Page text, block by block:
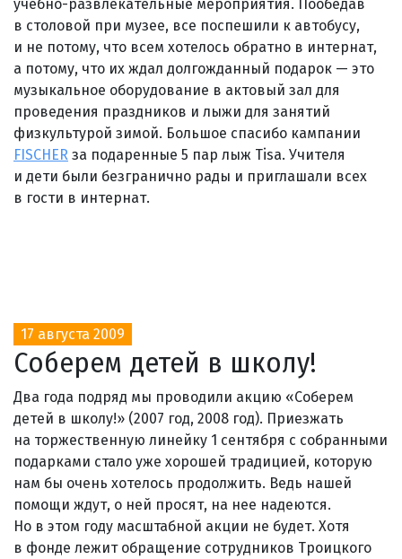
учебно-развлекательные мероприятия. Пообедав
в столовой при музее, все поспешили к автобусу,
и не потому, что всем хотелось обратно в интернат,
а потому, что их ждал долгожданный подарок — это
музыкальное оборудование в актовый зал для
проведения праздников и лыжи для занятий
физкультурой зимой. Большое спасибо кампании
FISCHER за подаренные 5 пар лыж Tisa. Учителя
и дети были безгранично рады и приглашали всех
в гости в интернат.
17 августа 2009
Соберем детей в школу!
Два года подряд мы проводили акцию «Соберем
детей в школу!» (2007 год, 2008 год). Приезжать
на торжественную линейку 1 сентября с собранными
подарками стало уже хорошей традицией, которую
нам бы очень хотелось продолжить. Ведь нашей
помощи ждут, о ней просят, на нее надеются.
Но в этом году масштабной акции не будет. Хотя
в фонде лежит обращение сотрудников Троицкого